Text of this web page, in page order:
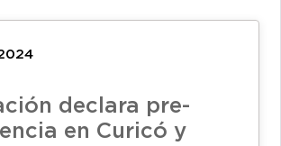
declara pre-
en Curicó y